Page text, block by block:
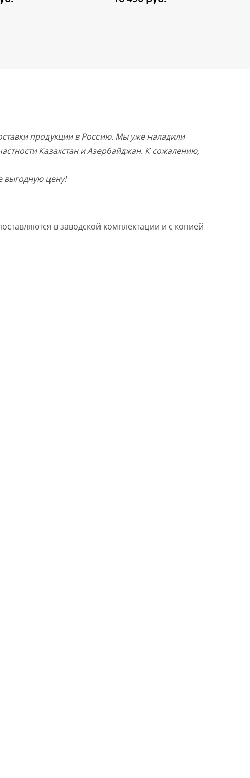
продукции в Россию. Мы уже наладили
Казахстан и Азербайджан. К сожалению,
выгодную цену!
в заводской комплектации и с копией